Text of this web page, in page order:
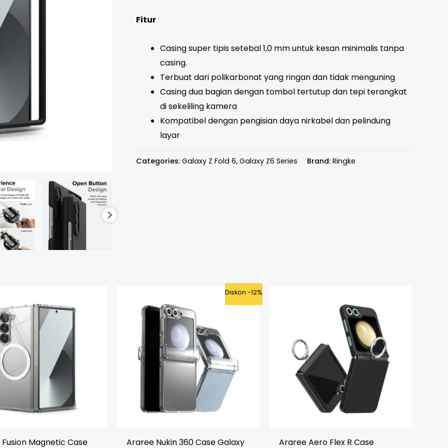
Fitur
Casing super tipis setebal 1,0 mm untuk kesan minimalis tanpa
casing.
Terbuat dari polikarbonat yang ringan dan tidak menguning
Casing dua bagian dengan tombol tertutup dan tepi terangkat
di sekeliling kamera
Kompatibel dengan pengisian daya nirkabel dan pelindung
layar
Categories: Galaxy Z Fold 6, Galaxy Z6 Series Brand: Ringke
Fusion Magnetic Case
Diskon -12%
Araree Nukin 360 Case Galaxy
was:
Rp699.000.
Current
Araree Aero Flex R Case